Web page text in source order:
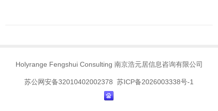
Holyrange Fengshui Consulting 南京浩元居信息咨询有限公司
苏公网安备32010402002378 苏ICP备2026003338号-1